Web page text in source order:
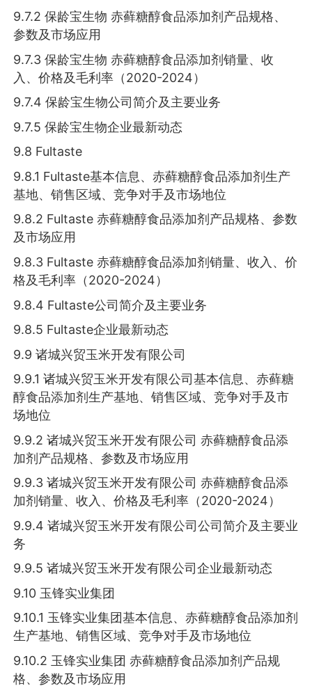
9.7.2 保龄宝生物 赤藓糖醇食品添加剂产品规格、
参数及市场应用
9.7.3 保龄宝生物 赤藓糖醇食品添加剂销量、收
入、价格及毛利率（2020-2024）
9.7.4 保龄宝生物公司简介及主要业务
9.7.5 保龄宝生物企业最新动态
9.8 Fultaste
9.8.1 Fultaste基本信息、赤藓糖醇食品添加剂生产
基地、销售区域、竞争对手及市场地位
9.8.2 Fultaste 赤藓糖醇食品添加剂产品规格、参数
及市场应用
9.8.3 Fultaste 赤藓糖醇食品添加剂销量、收入、价
格及毛利率（2020-2024）
9.8.4 Fultaste公司简介及主要业务
9.8.5 Fultaste企业最新动态
9.9 诸城兴贸玉米开发有限公司
9.9.1 诸城兴贸玉米开发有限公司基本信息、赤藓糖
醇食品添加剂生产基地、销售区域、竞争对手及市
场地位
9.9.2 诸城兴贸玉米开发有限公司 赤藓糖醇食品添
加剂产品规格、参数及市场应用
9.9.3 诸城兴贸玉米开发有限公司 赤藓糖醇食品添
加剂销量、收入、价格及毛利率（2020-2024）
9.9.4 诸城兴贸玉米开发有限公司公司简介及主要业
务
9.9.5 诸城兴贸玉米开发有限公司企业最新动态
9.10 玉锋实业集团
9.10.1 玉锋实业集团基本信息、赤藓糖醇食品添加剂
生产基地、销售区域、竞争对手及市场地位
9.10.2 玉锋实业集团 赤藓糖醇食品添加剂产品规
格、参数及市场应用